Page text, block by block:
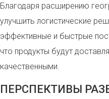
Благодаря расширению
улучшить логистические
эффективные и быстрые
что продукты будут
качественными.
ПЕРСПЕКТИВЫ